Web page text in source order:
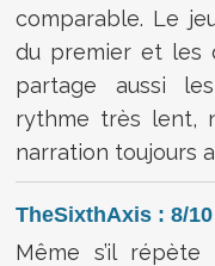
comparable. Le
du premier et les
partage aussi
rythme très lent,
narration toujours
TheSixthAxis : 8/10
Même s’il